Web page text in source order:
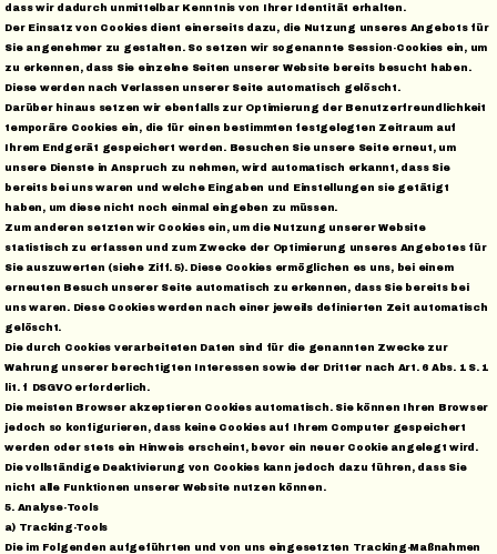
dass wir dadurch unmittelbar Kenntnis von Ihrer Identität erhalten.
Der Einsatz von Cookies dient einerseits dazu, die Nutzung unseres Angebots für
Sie angenehmer zu gestalten. So setzen wir sogenannte Session-Cookies ein, um
zu erkennen, dass Sie einzelne Seiten unserer Website bereits besucht haben.
Diese werden nach Verlassen unserer Seite automatisch gelöscht.
Darüber hinaus setzen wir ebenfalls zur Optimierung der Benutzerfreundlichkeit
temporäre Cookies ein, die für einen bestimmten festgelegten Zeitraum auf
Ihrem Endgerät gespeichert werden. Besuchen Sie unsere Seite erneut, um
unsere Dienste in Anspruch zu nehmen, wird automatisch erkannt, dass Sie
bereits bei uns waren und welche Eingaben und Einstellungen sie getätigt
haben, um diese nicht noch einmal eingeben zu müssen.
Zum anderen setzten wir Cookies ein, um die Nutzung unserer Website
statistisch zu erfassen und zum Zwecke der Optimierung unseres Angebotes für
Sie auszuwerten (siehe Ziff. 5). Diese Cookies ermöglichen es uns, bei einem
erneuten Besuch unserer Seite automatisch zu erkennen, dass Sie bereits bei
uns waren. Diese Cookies werden nach einer jeweils definierten Zeit automatisch
gelöscht.
Die durch Cookies verarbeiteten Daten sind für die genannten Zwecke zur
Wahrung unserer berechtigten Interessen sowie der Dritter nach Art. 6 Abs. 1 S. 1
lit. f DSGVO erforderlich.
Die meisten Browser akzeptieren Cookies automatisch. Sie können Ihren Browser
jedoch so konfigurieren, dass keine Cookies auf Ihrem Computer gespeichert
werden oder stets ein Hinweis erscheint, bevor ein neuer Cookie angelegt wird.
Die vollständige Deaktivierung von Cookies kann jedoch dazu führen, dass Sie
nicht alle Funktionen unserer Website nutzen können.
5. Analyse-Tools
a) Tracking-Tools
Die im Folgenden aufgeführten und von uns eingesetzten Tracking-Maßnahmen